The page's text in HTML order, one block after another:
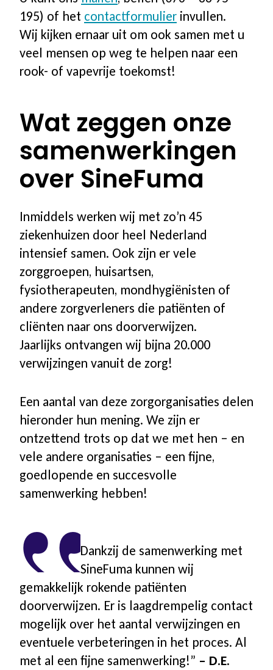
195) of het contactformulier invullen.
Wij kijken ernaar uit om ook samen met u
veel mensen op weg te helpen naar een
rook- of vapevrije toekomst!
Wat zeggen onze
samenwerkingen
over SineFuma
Inmiddels werken wij met zo’n 45
ziekenhuizen door heel Nederland
intensief samen. Ook zijn er vele
zorggroepen, huisartsen,
fysiotherapeuten, mondhygiënisten of
andere zorgverleners die patiënten of
cliënten naar ons doorverwijzen.
Jaarlijks ontvangen wij bijna 20.000
verwijzingen vanuit de zorg!
Een aantal van deze zorgorganisaties delen
hieronder hun mening. We zijn er
ontzettend trots op dat we met hen – en
vele andere organisaties – een fijne,
goedlopende en succesvolle
samenwerking hebben!
Dankzij de samenwerking met
SineFuma kunnen wij
gemakkelijk rokende patiënten
doorverwijzen. Er is laagdrempelig contact
mogelijk over het aantal verwijzingen en
eventuele verbeteringen in het proces. Al
met al een fijne samenwerking!” – D.E.